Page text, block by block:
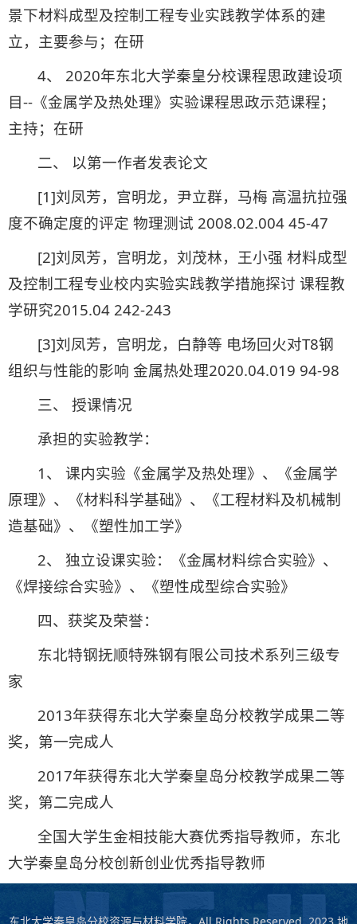
景下材料成型及控制工程专业实践教学体系的建
立，主要参与；在研
4、 2020年东北大学秦皇分校课程思政建设项
目--《金属学及热处理》实验课程思政示范课程；
主持；在研
二、 以第一作者发表论文
[1]刘凤芳，宫明龙，尹立群，马梅 高温抗拉强
度不确定度的评定 物理测试 2008.02.004 45-47
[2]刘凤芳，宫明龙，刘茂林，王小强 材料成型
及控制工程专业校内实验实践教学措施探讨 课程教
学研究2015.04 242-243
[3]刘凤芳，宫明龙，白静等 电场回火对T8钢
组织与性能的影响 金属热处理2020.04.019 94-98
三、 授课情况
承担的实验教学：
1、 课内实验《金属学及热处理》、《金属学
原理》、《材料科学基础》、《工程材料及机械制
造基础》、《塑性加工学》
2、 独立设课实验：《金属材料综合实验》、
《焊接综合实验》、《塑性成型综合实验》
四、获奖及荣誉：
东北特钢抚顺特殊钢有限公司技术系列三级专
家
2013年获得东北大学秦皇岛分校教学成果二等
奖，第一完成人
2017年获得东北大学秦皇岛分校教学成果二等
奖，第二完成人
全国大学生金相技能大赛优秀指导教师，东北
大学秦皇岛分校创新创业优秀指导教师